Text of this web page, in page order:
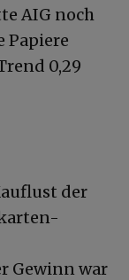
AIG noch
Papiere
0,29
der
Gewinn war